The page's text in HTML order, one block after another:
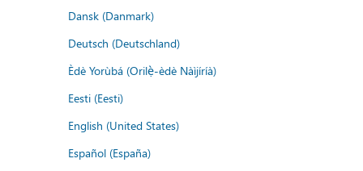
Dansk (Danmark)
Deutsch (Deutschland)
Èdè Yorùbá (Orilẹ̀-èdè Nàìjíríà)
Eesti (Eesti)
English (United States)
Español (España)